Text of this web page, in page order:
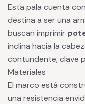
Esta pala cuenta
destina a ser una
buscan imprimir
inclina hacia la
contundente, clave
Materiales
El marco está
una resistencia